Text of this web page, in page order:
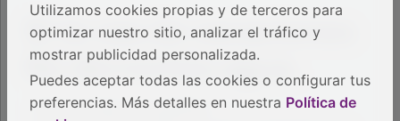
Utilizamos cookies propias y de terceros para
optimizar nuestro sitio, analizar el tráfico y
mostrar publicidad personalizada.
Puedes aceptar todas las cookies o configurar tus
preferencias. Más detalles en nuestra Política de